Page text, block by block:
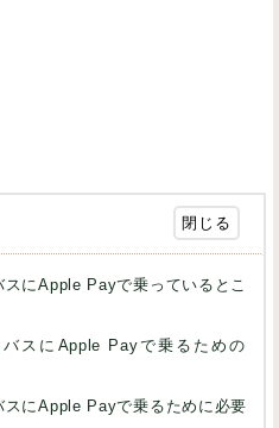
にApple Payで乗っているとこ
スにApple Payで乗るための
スにApple Payで乗るために必要